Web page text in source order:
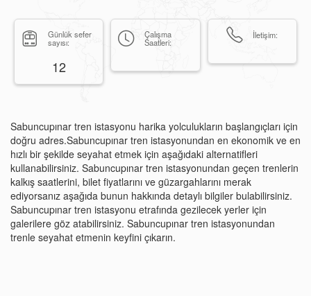
Günlük sefer
sayısı:
12
Çalışma
Saatleri:
İletişim:
Sabuncupınar tren istasyonu harika yolculukların başlangıçları için
doğru adres.Sabuncupınar tren istasyonundan en ekonomik ve en
hızlı bir şekilde seyahat etmek için aşağıdaki alternatifleri
kullanabilirsiniz. Sabuncupınar tren istasyonundan geçen trenlerin
kalkış saatlerini, bilet fiyatlarını ve güzargahlarını merak
ediyorsanız aşağıda bunun hakkında detaylı bilgiler bulabilirsiniz.
Sabuncupınar tren istasyonu etrafında gezilecek yerler için
galerilere göz atabilirsiniz. Sabuncupınar tren istasyonundan
trenle seyahat etmenin keyfini çıkarın.